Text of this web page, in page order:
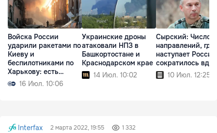
Войска России
ударили ракетами по
Киеву и
беспилотниками по
Харькову: есть
жертвы16 Июл. 10:06
Украинские дроны
атаковали НПЗ в
Башкортостане и
Краснодарском крае
14 Июл. 10:02
Сырский: Число
направлений, где
наступает
сократилось
10 Июл. 12:25
Interfax 2 марта 2022, 19:55 1 332